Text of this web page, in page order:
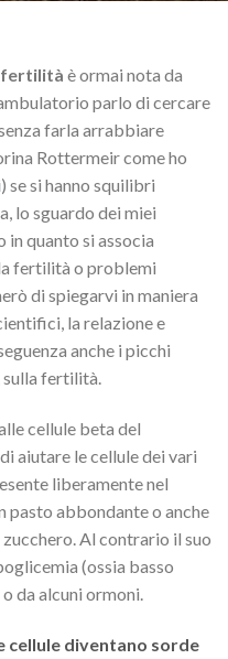
fertilità è ormai nota da
parlo di cercare
farla arrabbiare
Rottermeir come ho
) se si hanno squilibri
lo sguardo dei miei
in quanto si associa
fertilità o problemi
di spiegarvi in maniera
la relazione e
anche i picchi
sulla fertilità.
cellule beta del
aiutare le cellule dei vari
liberamente nel
pasto abbondante o anche
Al contrario il suo
(ossia basso
da alcuni ormoni.
cellule diventano sorde